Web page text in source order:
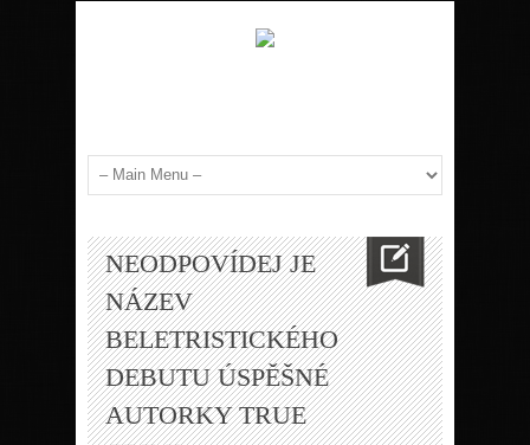
NEODPOVÍDEJ JE
NÁZEV
BELETRISTICKÉHO
DEBUTU ÚSPĚŠNÉ
AUTORKY TRUE